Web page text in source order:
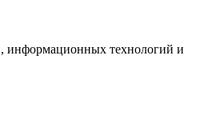
информационных технологий и